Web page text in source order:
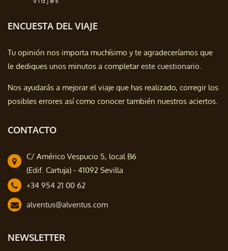
ENCUESTA DEL VIAJE
Tu opinión nos importa muchísimo y te agradeceríamos que
le dediques unos minutos a completareste cuestionario.
Nos ayudarás a mejorar el viaje que has realizado, corregir los
posibles errores así como conocer también nuestros aciertos.
CONTACTO
C/ Américo Vespucio 5, local B6
(Edif. Cartuja) - 41092 Sevilla
+34 954 21 00 62
alventus@alventus.com
NEWSLETTER